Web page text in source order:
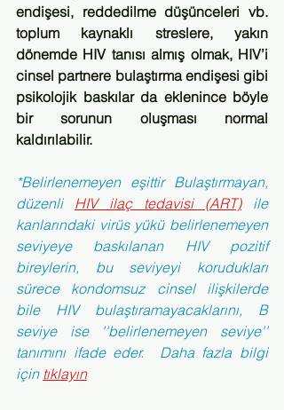
endişesi, reddedilme düşünceleri vb.
toplum kaynaklı streslere, yakın
dönemde HIV tanısı almış olmak, HIV’i
cinsel partnere bulaştırma endişesi gibi
psikolojik baskılar da eklenince böyle
bir sorunun oluşması normal
kaldırılabilir.
*Belirlenemeyen eşittir Bulaştırmayan,
düzenli HIV ilaç tedavisi (ART) ile
kanlarındaki virüs yükü belirlenemeyen
seviyeye baskılanan HIV pozitif
bireylerin, bu seviyeyi korudukları
sürece kondomsuz cinsel ilişkilerde
bile HIV bulaştıramayacaklarını, B
seviye ise ''belirlenemeyen seviye''
tanımını ifade eder.  Daha fazla bilgi
için tıklayın